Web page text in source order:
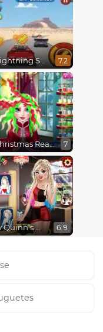
Cars Lightning Speed 7.2
Elsa Christmas Real Haircuts 7
Harley Quinn's Modern Makeover 6.9